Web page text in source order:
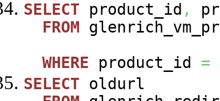
SELECT product_id ,
FROM
WHERE product_id =
SELECT oldurl